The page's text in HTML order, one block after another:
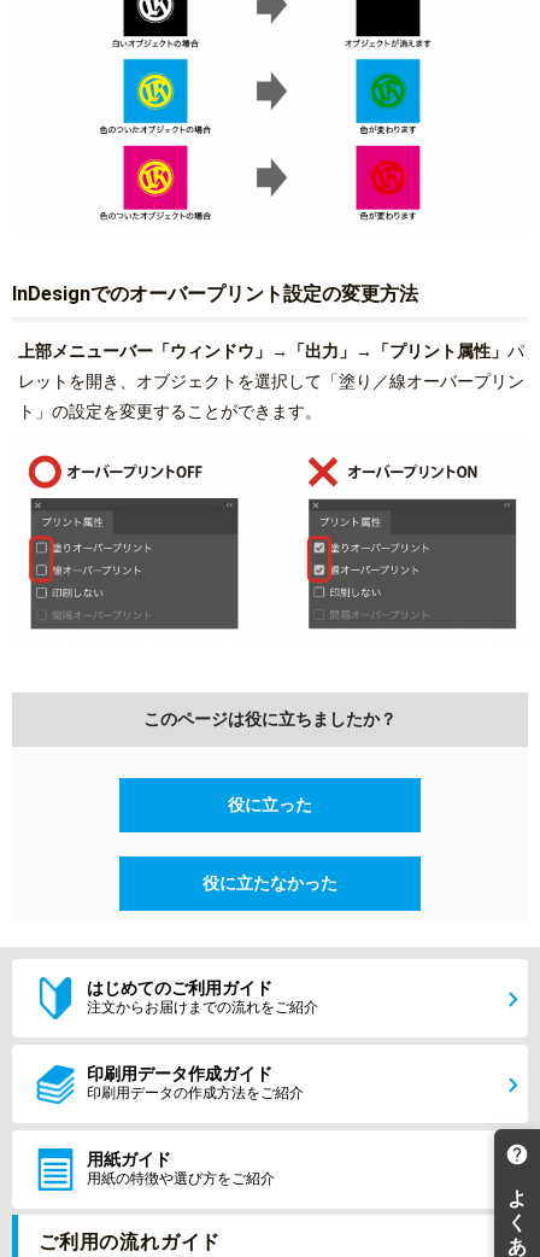
InDesignでのオーバープリント設定の変更方法
上部メニューバー「ウィンドウ」→「出力」→「プリント属性」 パ
レットを開き、オブジェクトを選択して「塗り／線オーバープリン
ト」の設定を変更することができます。
このページは役に立ちましたか？
役に立った
役に立たなかった
はじめてのご利用ガイド
注文からお届けまでの流れをご紹介
印刷用データ作成ガイド
印刷用データの作成方法をご紹介
用紙ガイド
用紙の特徴や選び方をご紹介
ご利用の流れガイド